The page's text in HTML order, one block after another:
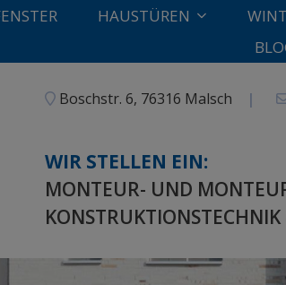
HAUSTÜREN
Boschstr. 6, 76316 Malsch |
WIR STELLEN EIN:
MONTEUR- UND